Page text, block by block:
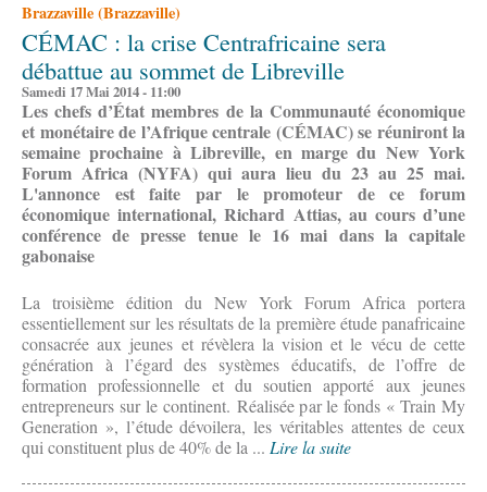
Brazzaville (Brazzaville)
CÉMAC : la crise Centrafricaine sera
débattue au sommet de Libreville
Samedi 17 Mai 2014 - 11:00
Les chefs d’État membres de la Communauté économique
et monétaire de l’Afrique centrale (CÉMAC) se réuniront la
semaine prochaine à Libreville, en marge du New York
Forum Africa (NYFA) qui aura lieu du 23 au 25 mai.
L'annonce est faite par le promoteur de ce forum
économique international, Richard Attias, au cours d’une
conférence de presse tenue le 16 mai dans la capitale
gabonaise
La troisième édition du New York Forum Africa portera
essentiellement sur les résultats de la première étude panafricaine
consacrée aux jeunes et révèlera la vision et le vécu de cette
génération à l’égard des systèmes éducatifs, de l’offre de
formation professionnelle et du soutien apporté aux jeunes
entrepreneurs sur le continent. Réalisée par le fonds « Train My
Generation », l’étude dévoilera, les véritables attentes de ceux
qui constituent plus de 40% de la ... Lire la suite